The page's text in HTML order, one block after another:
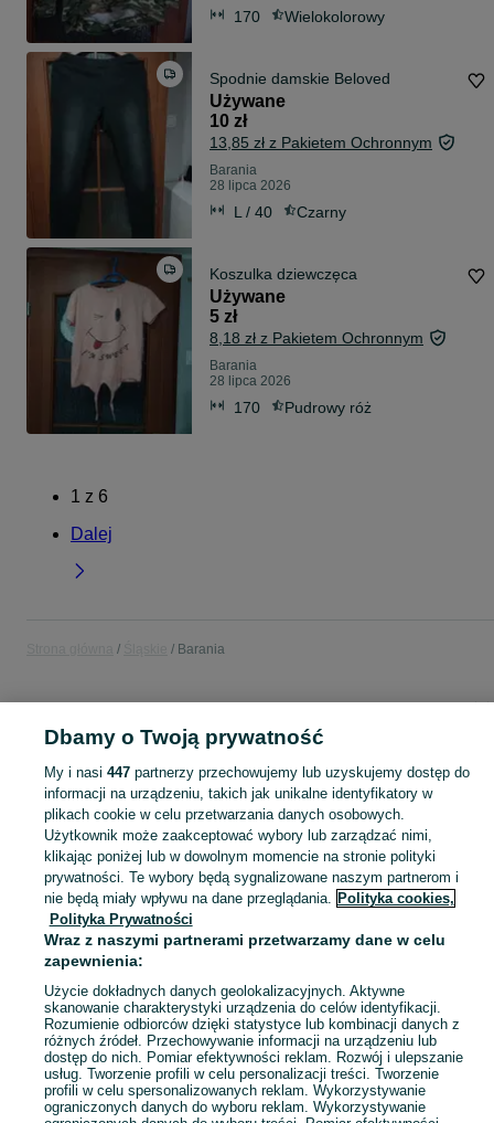
170 Wielokolorowy
Spodnie damskie Beloved
Używane
10 zł
13,85 zł z Pakietem Ochronnym
Barania
28 lipca 2026
L / 40 Czarny
Koszulka dziewczęca
Używane
5 zł
8,18 zł z Pakietem Ochronnym
Barania
28 lipca 2026
170 Pudrowy róż
1 z 6
Dalej
Barania
słoma w kostkach
Zobacz
Mapa kategorii
Mapa miejscowości
Mapa ministron
Popularne wyszukiwania
Dbamy o Twoją prywatność
My i nasi 447partnerzy przechowujemy lub uzyskujemy dostęp do
informacji na urządzeniu, takich jak unikalne identyfikatory w
plikach cookie w celu przetwarzania danych osobowych.
Użytkownik może zaakceptować wybory lub zarządzać nimi,
klikając poniżej lub w dowolnym momencie na stronie polityki
prywatności. Te wybory będą sygnalizowane naszym partnerom i
nie będą miały wpływu na dane przeglądania. Polityka cookies,
Polityka Prywatności
Wraz z naszymi partnerami przetwarzamy dane w celu
zapewnienia:
Użycie dokładnych danych geolokalizacyjnych. Aktywne
skanowanie charakterystyki urządzenia do celów identyfikacji.
Rozumienie odbiorców dzięki statystyce lub kombinacji danych z
różnych źródeł. Przechowywanie informacji na urządzeniu lub
dostęp do nich. Pomiar efektywności reklam. Rozwój i ulepszanie
usług. Tworzenie profili w celu personalizacji treści. Tworzenie
profili w celu spersonalizowanych reklam. Wykorzystywanie
ograniczonych danych do wyboru reklam. Wykorzystywanie